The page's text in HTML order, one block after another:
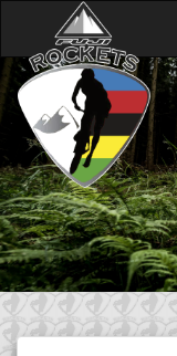
content